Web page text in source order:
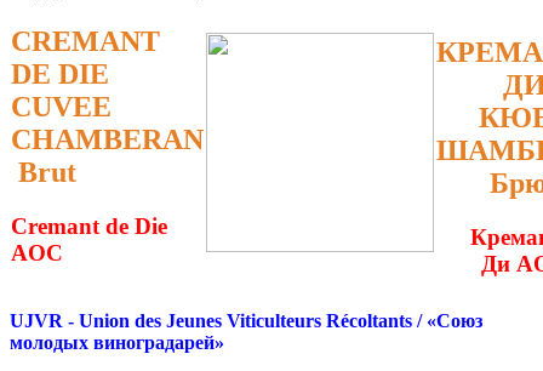
CREMANT
DE DIE
CUVEE
CHAMBERAN
Brut
Cremant de Die
AOC
Ди
UJVR - Union des Jeunes Viticulteurs Récoltants / «Союз
молодых виноградарей»